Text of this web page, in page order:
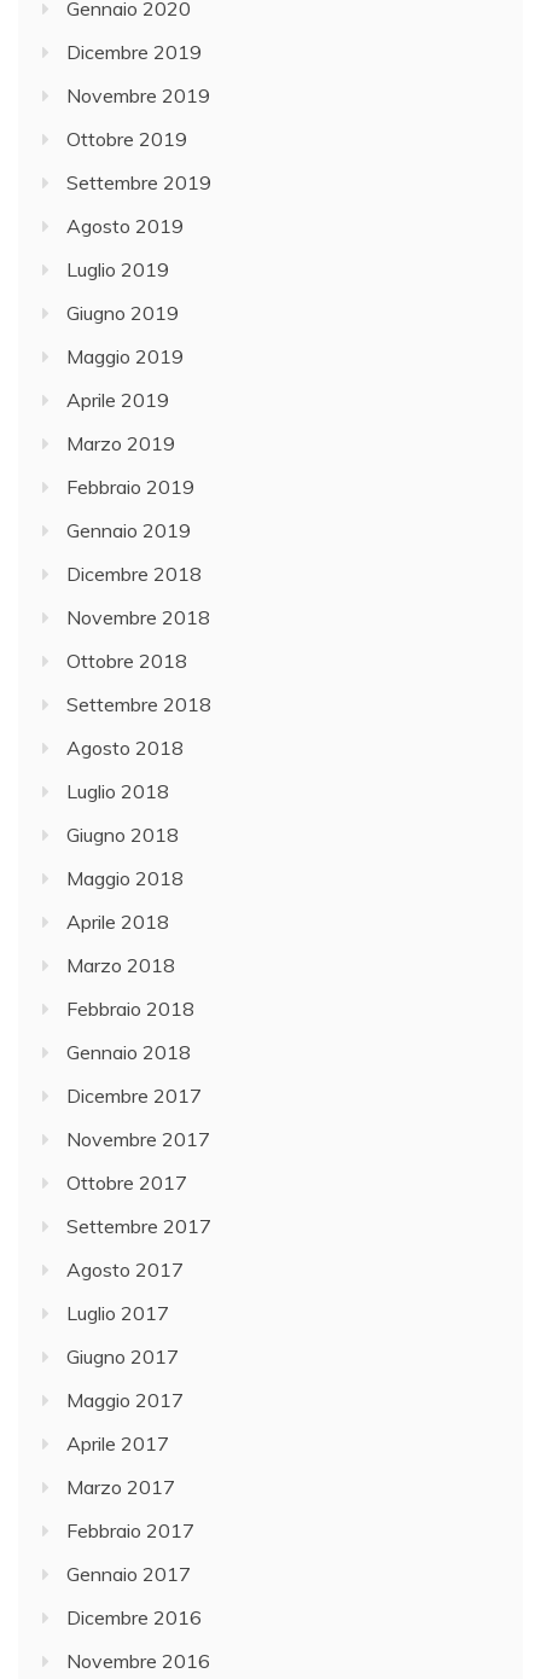
Gennaio 2020
Dicembre 2019
Novembre 2019
Ottobre 2019
Settembre 2019
Agosto 2019
Luglio 2019
Giugno 2019
Maggio 2019
Aprile 2019
Marzo 2019
Febbraio 2019
Gennaio 2019
Dicembre 2018
Novembre 2018
Ottobre 2018
Settembre 2018
Agosto 2018
Luglio 2018
Giugno 2018
Maggio 2018
Aprile 2018
Marzo 2018
Febbraio 2018
Gennaio 2018
Dicembre 2017
Novembre 2017
Ottobre 2017
Settembre 2017
Agosto 2017
Luglio 2017
Giugno 2017
Maggio 2017
Aprile 2017
Marzo 2017
Febbraio 2017
Gennaio 2017
Dicembre 2016
Novembre 2016